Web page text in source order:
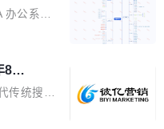
聚焦行业
里的网
Edge 渲
填空题判
品细节，
验证手
增填空题
结构选择
工作台首
公系统
。系统集
行政管
知识网
划、工作
、客户管
月G
传统搜索
的逻辑变